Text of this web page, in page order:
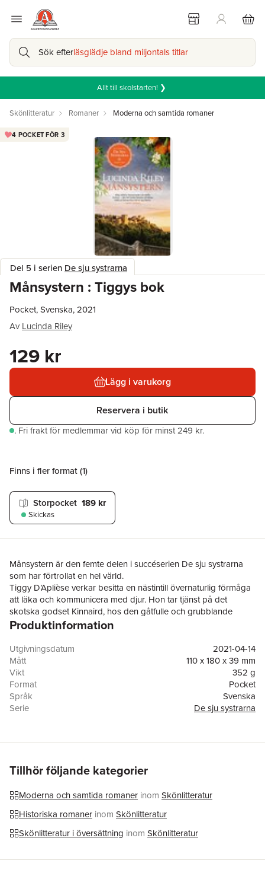
Sök efterläsglädje bland miljontals titlar
Allt till skolstarten! ❯
Skönlitteratur Romaner Moderna och samtida romaner
Del 5 i serien De sju systrarna
Månsystern : Tiggys bok
4 POCKET FÖR 3
Pocket, Svenska, 2021
Av Lucinda Riley
129 kr
Lägg i varukorg
Reservera i butik
. Fri frakt för medlemmar vid köp för minst 249 kr.
Finns i fler format (1)
Storpocket 189 kr
Skickas
Månsystern är den femte delen i succéserien De sju systrarna
som har förtrollat en hel värld.
Tiggy D’Aplièse verkar besitta en nästintill övernaturlig förmåga
att läka och kommunicera med djur. Hon tar tjänst på det
skotska godset Kinnaird, hos den gåtfulle och grubblande
Charlie.
bekräftar att hon har helande krafter och att nyckeln till hennes
förflutna finns i de magnifika grottorna utanför Sacromonte. Där
föddes en flicka vid namn Lucía år 1912 som med tiden blev ”La
Candela”, den mest framgångsrika flamencodansösen av sin tid.
När Tiggy inser hur hennes liv hänger samman med Lucías,
faller många pusselbitar på plats.
Produktinformation
Utgivningsdatum
2021-04-14
Mått
110 x 180 x 39 mm
Vikt
352 g
Format
Pocket
Språk
Svenska
Serie
De sju systrarna
ISBN
9789180060202
Originaltitel
Tillhör följande kategorier
Moderna och samtida romaner inom Skönlitteratur
Historiska romaner inom Skönlitteratur
Skönlitteratur i översättning inom Skönlitteratur